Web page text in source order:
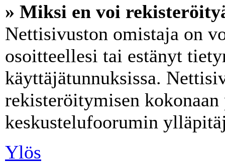
» Miksi en voi
Nettisivuston omistaja on
osoitteellesi tai estänyt
käyttäjätunnuksissa.
rekisteröitymisen
keskustelufoorumin
Ylös